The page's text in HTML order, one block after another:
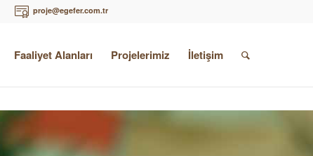
proje@egefer.com.tr
Faaliyet Alanları Projelerimiz İletişim